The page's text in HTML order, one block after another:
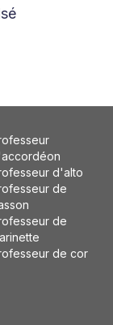
d'alto
de
de
de cor